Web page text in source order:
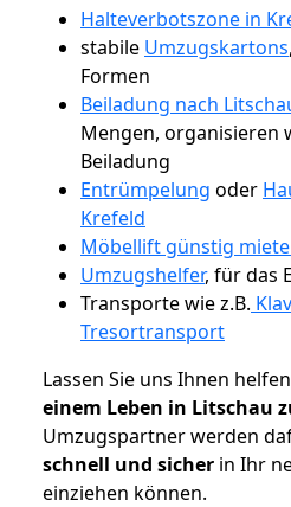
Halteverbotszone in
stabile Umzugskartons
Formen
Beiladung nach
Mengen, organisieren
Beiladung
Entrümpelung oder
Krefeld
Möbellift günstig
Umzugshelfer, für das
Transporte wie z.B.
Tresortransport
Lassen Sie uns Ihnen
einem Leben in Litschau
Umzugspartner werden
schnell und sicher in Ihr
einziehen können.